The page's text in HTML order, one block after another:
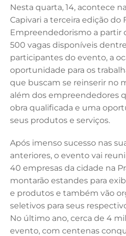
c
e
b
o
o
k
k
e
dI
n
it
te
r
ai
l
at
s
A
p
p
Nesta quarta, 14, acontece
Capivari a terceira edição do
Empreendedorismo a partir
500 vagas disponíveis
participantes do evento, a
oportunidade para os
que buscam se reinserir no
além dos empreendedores
obra qualificada e uma
seus produtos e serviços.
Após imenso sucesso nas
anteriores, o evento vai
40 empresas da cidade na
montarão estandes para
e produtos e também vão
seletivos para seus
No último ano, cerca de 4
evento, com centenas